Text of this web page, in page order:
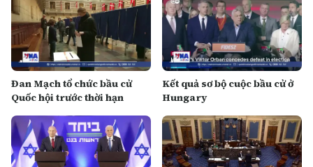
Đan Mạch tổ chức bầu cử
Quốc hội trước thời hạn
Kết quả sơ bộ cuộc bầu cử ở
Hungary